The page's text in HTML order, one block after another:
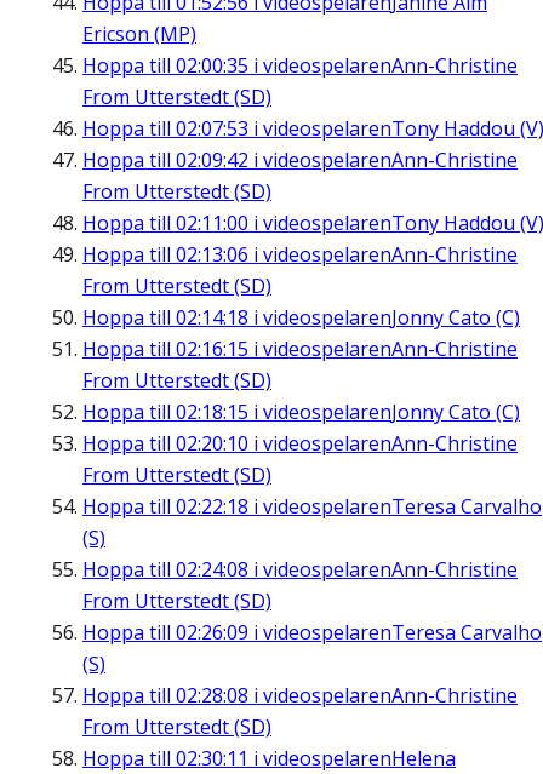
Ericson (MP)
Hoppa till 02:00:35 i videospelarenAnn-Christine
From Utterstedt (SD)
Hoppa till 02:07:53 i videospelarenTony Haddou (V)
Hoppa till 02:09:42 i videospelarenAnn-Christine
From Utterstedt (SD)
Hoppa till 02:11:00 i videospelarenTony Haddou (V)
Hoppa till 02:13:06 i videospelarenAnn-Christine
From Utterstedt (SD)
Hoppa till 02:14:18 i videospelarenJonny Cato (C)
Hoppa till 02:16:15 i videospelarenAnn-Christine
From Utterstedt (SD)
Hoppa till 02:18:15 i videospelarenJonny Cato (C)
Hoppa till 02:20:10 i videospelarenAnn-Christine
From Utterstedt (SD)
Hoppa till 02:22:18 i videospelarenTeresa Carvalho
(S)
Hoppa till 02:24:08 i videospelarenAnn-Christine
From Utterstedt (SD)
Hoppa till 02:26:09 i videospelarenTeresa Carvalho
(S)
Hoppa till 02:28:08 i videospelarenAnn-Christine
From Utterstedt (SD)
Hoppa till 02:30:11 i videospelarenHelena